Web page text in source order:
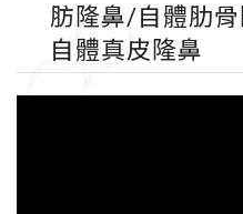
肪隆鼻/自體肋
自體真皮隆鼻